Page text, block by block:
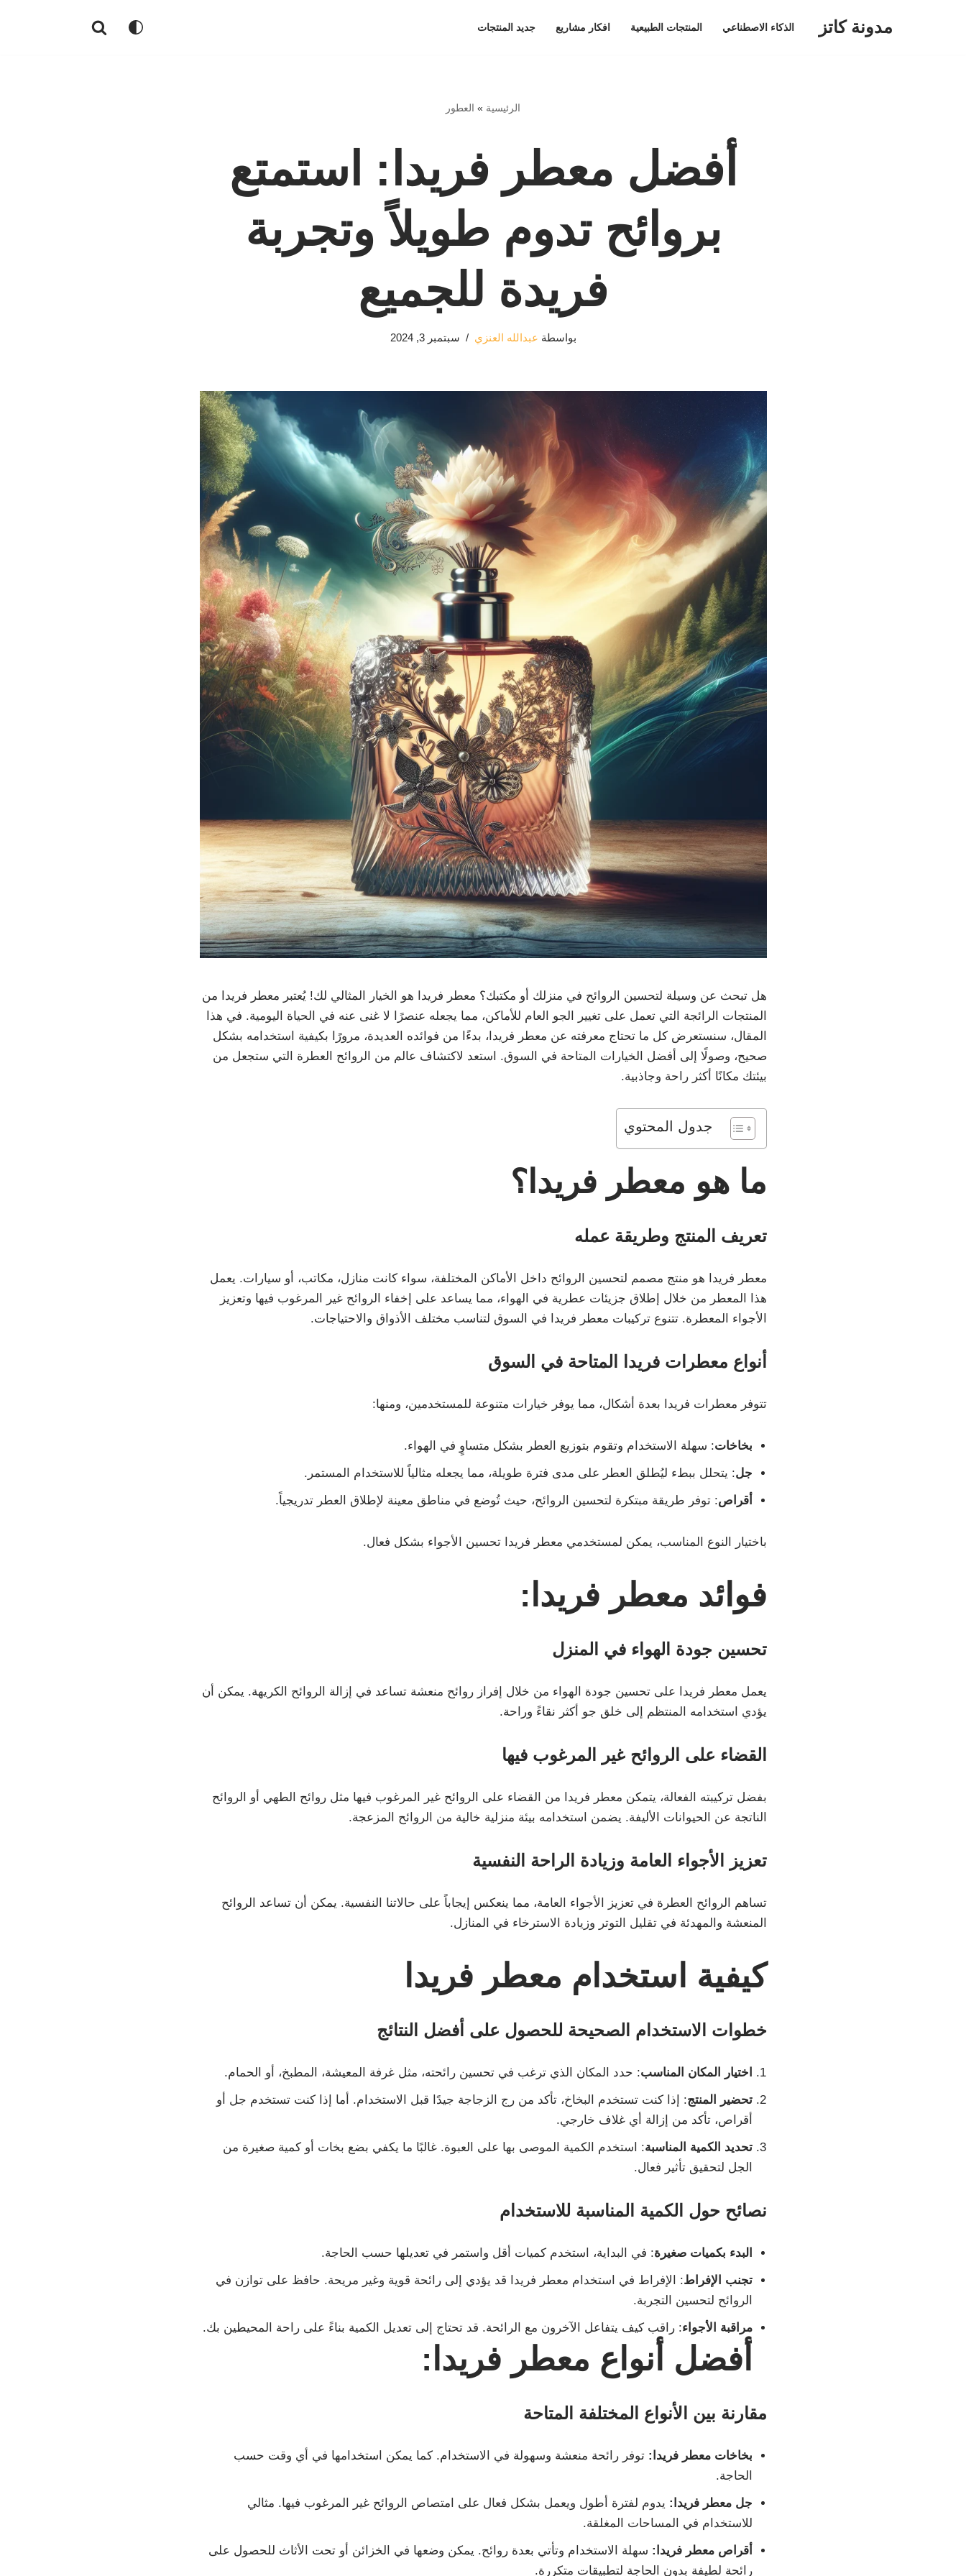
مدونة كاتز الذكاء الاصطناعي المنتجات الطبيعية افكار مشاريع جديد المنتجات
الرئيسية » العطور
أفضل معطر فريدا: استمتع
بروائح تدوم طويلاً وتجربة
فريدة للجميع
بواسطة عبدالله العنزي سبتمبر 3, 2024
هل تبحث عن وسيلة لتحسين الروائح في منزلك أو مكتبك؟ معطر فريدا هو الخيار المثالي لك! يُعتبر معطر فريدا من
المنتجات الرائجة التي تعمل على تغيير الجو العام للأماكن، مما يجعله عنصرًا لا غنى عنه في الحياة اليومية. في هذا
المقال، سنستعرض كل ما تحتاج معرفته عن معطر فريدا، بدءًا من فوائده العديدة، مرورًا بكيفية استخدامه بشكل
صحيح، وصولًا إلى أفضل الخيارات المتاحة في السوق. استعد لاكتشاف عالم من الروائح العطرة التي ستجعل من
بيئتك مكانًا أكثر راحة وجاذبية.
جدول المحتوي
ما هو معطر فريدا؟
تعريف المنتج وطريقة عمله
معطر فريدا هو منتج مصمم لتحسين الروائح داخل الأماكن المختلفة، سواء كانت منازل، مكاتب، أو سيارات. يعمل
هذا المعطر من خلال إطلاق جزيئات عطرية في الهواء، مما يساعد على إخفاء الروائح غير المرغوب فيها وتعزيز
الأجواء المعطرة. تتنوع تركيبات معطر فريدا في السوق لتناسب مختلف الأذواق والاحتياجات.
أنواع معطرات فريدا المتاحة في السوق
تتوفر معطرات فريدا بعدة أشكال، مما يوفر خيارات متنوعة للمستخدمين، ومنها:
بخاخات: سهلة الاستخدام وتقوم بتوزيع العطر بشكل متساوٍ في الهواء.
جل: يتحلل ببطء ليُطلق العطر على مدى فترة طويلة، مما يجعله مثالياً للاستخدام المستمر.
أقراص: توفر طريقة مبتكرة لتحسين الروائح، حيث تُوضع في مناطق معينة لإطلاق العطر تدريجياً.
باختيار النوع المناسب، يمكن لمستخدمي معطر فريدا تحسين الأجواء بشكل فعال.
فوائد معطر فريدا:
تحسين جودة الهواء في المنزل
يعمل معطر فريدا على تحسين جودة الهواء من خلال إفراز روائح منعشة تساعد في إزالة الروائح الكريهة. يمكن أن
يؤدي استخدامه المنتظم إلى خلق جو أكثر نقاءً وراحة.
القضاء على الروائح غير المرغوب فيها
بفضل تركيبته الفعالة، يتمكن معطر فريدا من القضاء على الروائح غير المرغوب فيها مثل روائح الطهي أو الروائح
الناتجة عن الحيوانات الأليفة. يضمن استخدامه بيئة منزلية خالية من الروائح المزعجة.
تعزيز الأجواء العامة وزيادة الراحة النفسية
تساهم الروائح العطرة في تعزيز الأجواء العامة، مما ينعكس إيجاباً على حالاتنا النفسية. يمكن أن تساعد الروائح
المنعشة والمهدئة في تقليل التوتر وزيادة الاسترخاء في المنازل.
كيفية استخدام معطر فريدا
خطوات الاستخدام الصحيحة للحصول على أفضل النتائج
اختيار المكان المناسب: حدد المكان الذي ترغب في تحسين رائحته، مثل غرفة المعيشة، المطبخ، أو الحمام.
تحضير المنتج: إذا كنت تستخدم البخاخ، تأكد من رج الزجاجة جيدًا قبل الاستخدام. أما إذا كنت تستخدم جل أو
أقراص، تأكد من إزالة أي غلاف خارجي.
تحديد الكمية المناسبة: استخدم الكمية الموصى بها على العبوة. غالبًا ما يكفي بضع بخات أو كمية صغيرة من
الجل لتحقيق تأثير فعال.
نصائح حول الكمية المناسبة للاستخدام
البدء بكميات صغيرة: في البداية، استخدم كميات أقل واستمر في تعديلها حسب الحاجة.
تجنب الإفراط: الإفراط في استخدام معطر فريدا قد يؤدي إلى رائحة قوية وغير مريحة. حافظ على توازن في
الروائح لتحسين التجربة.
مراقبة الأجواء: راقب كيف يتفاعل الآخرون مع الرائحة. قد تحتاج إلى تعديل الكمية بناءً على راحة المحيطين بك.
أفضل أنواع معطر فريدا:
مقارنة بين الأنواع المختلفة المتاحة
بخاخات معطر فريدا: توفر رائحة منعشة وسهولة في الاستخدام. كما يمكن استخدامها في أي وقت حسب
الحاجة.
جل معطر فريدا: يدوم لفترة أطول ويعمل بشكل فعال على امتصاص الروائح غير المرغوب فيها. مثالي
للاستخدام في المساحات المغلقة.
أقراص معطر فريدا: سهلة الاستخدام وتأتي بعدة روائح. يمكن وضعها في الخزائن أو تحت الأثاث للحصول على
رائحة لطيفة بدون الحاجة لتطبيقات متكررة.